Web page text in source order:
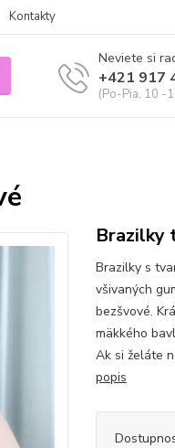
Kontakty
Neviete si
+421 917
(Po-Pia, 10 -
Brazilky
Brazilky s
všivaných
bezšvové.
mäkkého
Ak si želáte
popis